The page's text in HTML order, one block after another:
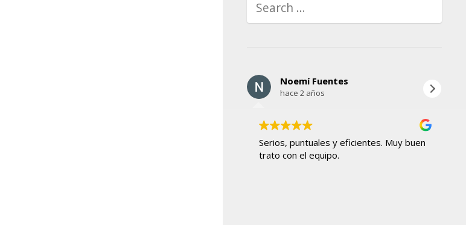
Noemí Fuentes
hace 2 años
Serios, puntuales y eficientes. Muy buen
trato con el equipo.